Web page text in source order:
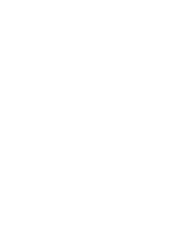
LINE
日本語OK・電
で気になっ